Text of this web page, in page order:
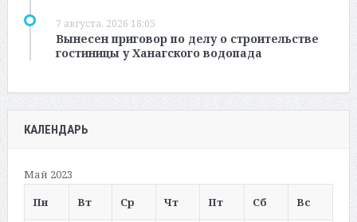
7 августа, 2026 18:05
Вынесен приговор по делу о строительстве
гостиницы у Ханагского водопада
КАЛЕНДАРЬ
Май 2023
Пн
Вт Ср Чт Пт Сб Вс